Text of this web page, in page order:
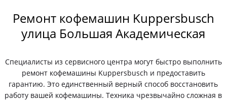
Ремонт кофемашин Kuppersbusch
улица Большая Академическая
Специалисты из сервисного центра могут быстро выполнить
ремонт кофемашины Kuppersbusch и предоставить
гарантию. Это единственный верный способ восстановить
работу вашей кофемашины. Техника чрезвычайно сложная в